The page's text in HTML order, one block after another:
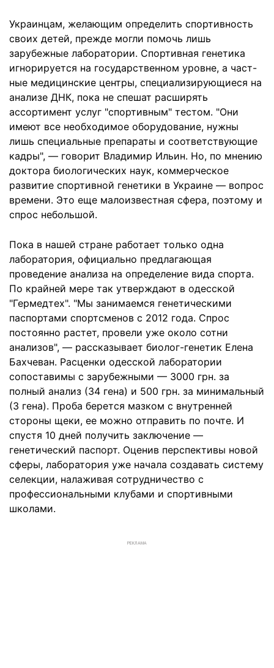
Украинцам, желающим определить спортивность
своих детей, прежде могли помочь лишь
зарубежные лаборатории. Спортивная генетика
игнорируется на государственном уровне, а част-
ные медицинские центры, специализирующиеся на
анализе ДНК, пока не спешат расширять
ассортимент услуг "спортивным" тестом. "Они
имеют все необходимое оборудование, нужны
лишь специальные препараты и соответствующие
кадры", — говорит Владимир Ильин. Но, по мнению
доктора биологических наук, коммерческое
развитие спортивной генетики в Украине — вопрос
времени. Это еще малоизвестная сфера, поэтому и
спрос небольшой.
Пока в нашей стране работает только одна
лаборатория, официально предлагающая
проведение анализа на определение вида спорта.
По крайней мере так утверждают в одесской
"Гермедтех". "Мы занимаемся генетическими
паспортами спортсменов с 2012 года. Спрос
постоянно растет, провели уже около сотни
анализов", — рассказывает биолог-генетик Елена
Бахчеван. Расценки одесской лаборатории
сопоставимы с зарубежными — 3000 грн. за
полный анализ (34 гена) и 500 грн. за минимальный
(3 гена). Проба берется мазком с внутренней
стороны щеки, ее можно отправить по почте. И
спустя 10 дней получить заключение —
генетический паспорт. Оценив перспективы новой
сферы, лаборатория уже начала создавать систему
селекции, налаживая сотрудничество с
профессиональными клубами и спортивными
школами.
РЕКЛАМА